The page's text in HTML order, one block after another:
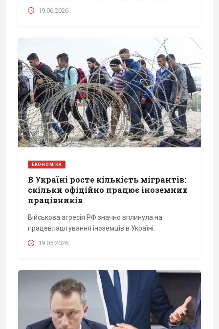
19.06.2026
ЕКОНОМІКА
В Україні росте кількість мігрантів:
скільки офіційно працює іноземних
працівників
Військова агресія РФ значно вплинула на
працевлаштування іноземців в Україні.
19.05.2026